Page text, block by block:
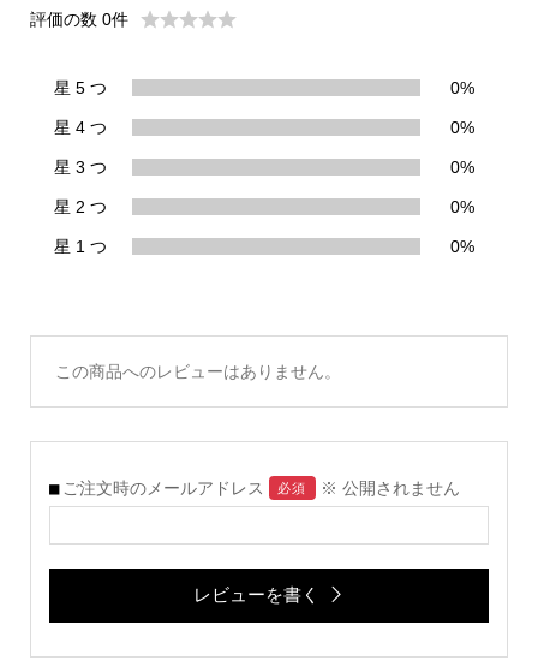
評価の数 0件
星 5 つ 0%
星 4 つ 0%
星 3 つ 0%
星 2 つ 0%
星 1 つ 0%
この商品へのレビューはありません。
ご注文時のメールアドレス 必須 ※ 公開されません
レビューを書く